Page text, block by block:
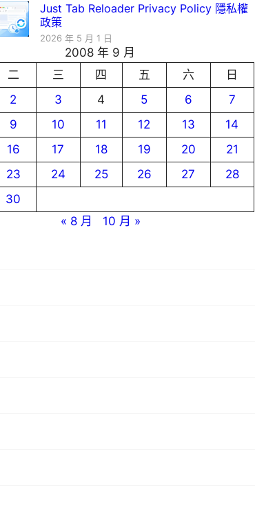
Just Tab Reloader Privacy Policy 隱私權
政策
2026 年 5 月 1 日
2008 年 9 月
二 三 四 五 六
日
2 3 4 5 6
7
9 10 11 12 13
14
16 17 18 19 20
21
23 24 25 26 27
28
30
« 8 月
10 月 »